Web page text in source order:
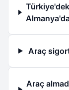
Araç
Araç